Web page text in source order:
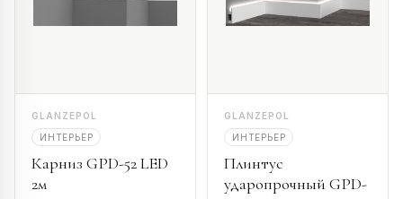
GLANZEPOL
ИНТЕРЬЕР
Карниз GPD-52 LED
2м
GLANZEPOL
ИНТЕРЬЕР
Плинтус
ударопрочный GPD-